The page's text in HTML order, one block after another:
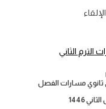
اللغوية ثاني ثانوي مسارات الفصل